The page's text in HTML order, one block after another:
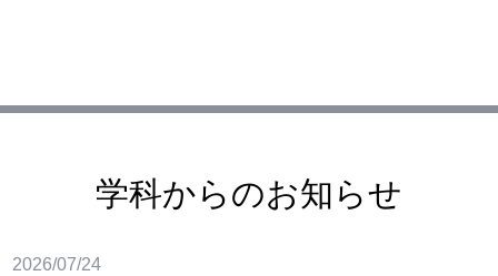
学科からのお知らせ
2026/07/24